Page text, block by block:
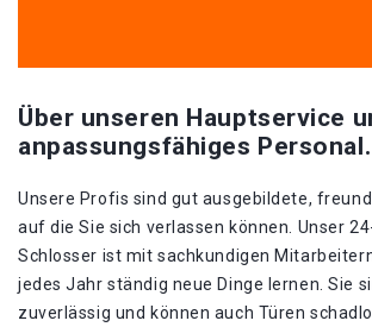
Über unseren Hauptservice
anpassungsfähiges Personal.
Unsere Profis sind gut ausgebildete,
auf die Sie sich verlassen können. Unser
Schlosser ist mit sachkundigen
jedes Jahr ständig neue Dinge lernen. Sie
zuverlässig und können auch Türen